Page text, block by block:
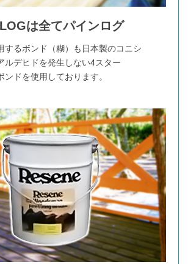
は全てパインログ
するボンド（糊）も日本製のコニシ
ルデヒドを発生しない4スター
ドを使用しております。